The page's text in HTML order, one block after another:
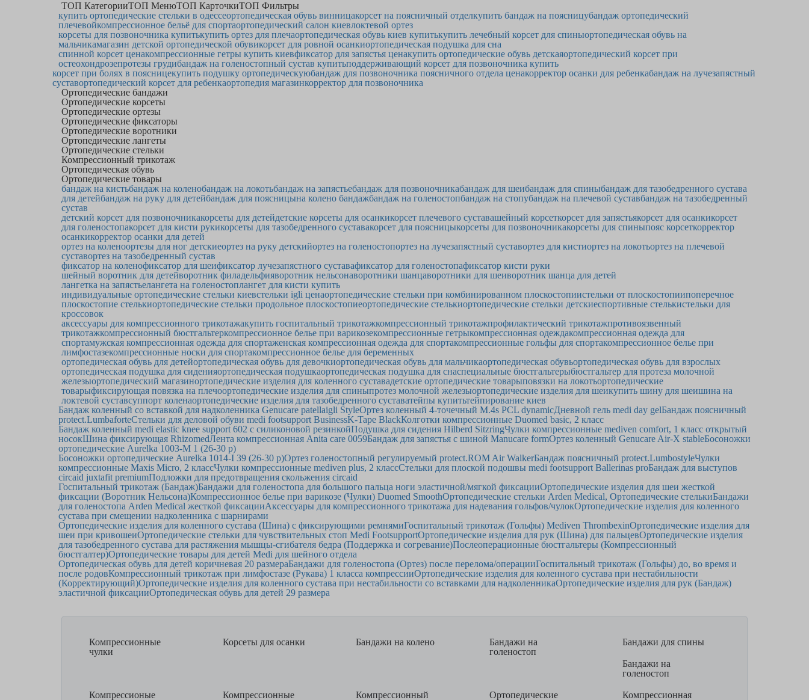
ТОП КатегорииТОП МенюТОП КарточкиТОП Фильтры
купить ортопедические стельки в одессеортопедическая обувь винницакорсет на поясничный отделкупить бандаж на поясницубандаж ортопедический
плечевойкомпрессионное бельё для спортаортопедический салон киевлоктевой ортез
корсеты для позвоночника купитькупить ортез для плечаортопедическая обувь киев купитькупить лечебный корсет для спиныортопедическая обувь на
мальчикамагазин детской ортопедической обувикорсет для ровной осанкиортопедическая подушка для сна
спинной корсет ценакомпрессионные гетры купить киевфиксатор для запястья ценакупить ортопедические обувь детскаяортопедический корсет при
остеохондрозепротезы грудибандаж на голеностопный сустав купитьподдерживающий корсет для позвоночника купить
корсет при болях в поясницекупить подушку ортопедическуюбандаж для позвоночника поясничного отдела ценакорректор осанки для ребенкабандаж на лучезапястный
суставортопедический корсет для ребенкаортопедия магазинкорректор для позвоночника
Ортопедические бандажи
Ортопедические корсеты
Ортопедические ортезы
Ортопедические фиксаторы
Ортопедические воротники
Ортопедические лангеты
Ортопедические стельки
Компрессионный трикотаж
Ортопедическая обувь
Ортопедические товары
бандаж на кистьбандаж на коленобандаж на локотьбандаж на запястьебандаж для позвоночникабандаж для шеибандаж для спиныбандаж для тазобедренного сустава
для детейбандаж на руку для детейбандаж для поясницына колено бандажбандаж на голеностопбандаж на стопубандаж на плечевой суставбандаж на тазобедренный
сустав
детский корсет для позвоночникакорсеты для детейдетские корсеты для осанкикорсет плечевого суставашейный корсеткорсет для запястьякорсет для осанкикорсет
для голеностопакорсет для кисти рукикорсеты для тазобедренного суставакорсет для поясницыкорсеты для позвоночникакорсеты для спиныпояс корсеткорректор
осанкикорректор осанки для детей
ортез на коленоортезы для ног детскиеортез на руку детскийортез на голеностопортез на лучезапястный суставортез для кистиортез на локотьортез на плечевой
суставортез на тазобедренный сустав
фиксатор на коленофиксатор для шеификсатор лучезапястного суставафиксатор для голеностопафиксатор кисти руки
шейный воротник для детейворотник филадельфияворотник нельсонаворотники шанцаворотники для шеиворотник шанца для детей
лангетка на запястьелангета на голеностоплангет для кисти купить
индивидуальные ортопедические стельки киевстельки igli ценаортопедические стельки при комбинированном плоскостопиистельки от плоскостопиипоперечное
плоскостопие стелькиортопедические стельки продольное плоскостопиеортопедические стелькиортопедические стельки детскиеспортивные стелькистельки для
кроссовок
аксессуары для компрессионного трикотажакупить госпитальный трикотажкомпрессионный трикотажпрофилактический трикотажпротивоязвенный
трикотажкомпрессионный бюстгальтеркомпрессионное белье при варикозекомпрессионные гетрыкомпрессионная одеждакомпрессионная одежда для
спортамужская компрессионная одежда для спортаженская компрессионная одежда для спортакомпрессионные гольфы для спортакомпрессионное белье при
лимфостазекомпрессионные носки для спортакомпрессионное белье для беременных
ортопедическая обувь для детейортопедическая обувь для девочкиортопедическая обувь для мальчикаортопедическая обувьортопедическая обувь для взрослых
ортопедическая подушка для сиденияортопедическая подушкаортопедическая подушка для снаспециальные бюстгальтерыбюстгальтер для протеза молочной
железыортопедический магазинортопедические изделия для коленного суставадетские ортопедические товарыповязки на локотьортопедические
товарыфиксирующая повязка на плечоортопедические изделия для спиныпротез молочной железыортопедические изделия для шеикупить шину для шеишина на
локтевой суставсуппорт коленаортопедические изделия для тазобедренного суставатейпы купитьтейпирование киев
Бандаж коленный со вставкой для надколенника Genucare patellaigli StyleОртез коленный 4-точечный M.4s PCL dynamicДневной гель medi day gelБандаж поясничный
protect.LumbaforteСтельки для деловой обуви medi footsupport BusinessK-Tape BlackКолготки компрессионные Duomed basic, 2 класс
Бандаж коленный medi elastic knee support 602 c силиконовой резинкойПодушка для сидения Hilberd SitzringЧулки компрессионные mediven comfort, 1 класс открытый
носокШина фиксирующая RhizomedЛента компрессионная Anita care 0059Бандаж для запястья с шиной Manucare formОртез коленный Genucare Air-X stableБосоножки
ортопедические Aurelka 1003-M 1 (26-30 р)
Босоножки ортопедические Aurelka 1014-I 39 (26-30 р)Ортез голеностопный регулируемый protect.ROM Air WalkerБандаж поясничный protect.LumbostyleЧулки
компрессионные Maxis Micro, 2 классЧулки компрессионные mediven plus, 2 классСтельки для плоской подошвы medi footsupport Ballerinas proБандаж для выступов
circaid juxtafit premiumПодложки для предотвращения скольжения circaid
Госпитальный трикотаж (Бандаж)Бандажи для голеностопа для большого пальца ноги эластичной/мягкой фиксацииОртопедические изделия для шеи жесткой
фиксации (Воротник Нельсона)Компрессионное белье при варикозе (Чулки) Duomed SmoothОртопедические стельки Arden Medical, Ортопедические стелькиБандажи
для голеностопа Arden Medical жесткой фиксацииАксессуары для компрессионного трикотажа для надевания гольфов/чулокОртопедические изделия для коленного
сустава при смещении надколенника с шарнирами
Ортопедические изделия для коленного сустава (Шина) с фиксирующими ремнямиГоспитальный трикотаж (Гольфы) Mediven ThrombexinОртопедические изделия для
шеи при кривошеиОртопедические стельки для чувствительных стоп Medi FootsupportОртопедические изделия для рук (Шина) для пальцевОртопедические изделия
для тазобедренного сустава для растяжения мышцы-сгибателя бедра (Поддержка и согревание)Послеоперационные бюстгальтеры (Компрессионный
бюстгалтер)Ортопедические товары для детей Medi для шейного отдела
Ортопедическая обувь для детей коричневая 20 размераБандажи для голеностопа (Ортез) после перелома/операцииГоспитальный трикотаж (Гольфы) до, во время и
после родовКомпрессионный трикотаж при лимфостазе (Рукава) 1 класса компрессииОртопедические изделия для коленного сустава при нестабильности
(Корректирующий)Ортопедические изделия для коленного сустава при нестабильности со вставками для надколенникаОртопедические изделия для рук (Бандаж)
эластичной фиксацииОртопедическая обувь для детей 29 размера
Компрессионные
чулки
Корсеты для осанки Бандажи на колено
Бандажи на
голеностоп
Бандажи для спины
Бандажи на
голеностоп
Компрессионые
Компрессионные
Компрессионный
Ортопедические
Компрессионная